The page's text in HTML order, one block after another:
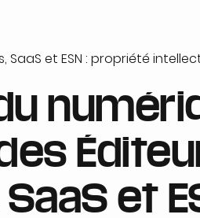
SaaS et ESN : propriété
et